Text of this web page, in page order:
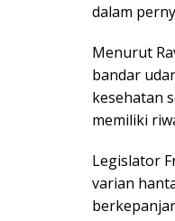
dalam
Menurut
bandar
kesehatan
memiliki
Legislator
varian